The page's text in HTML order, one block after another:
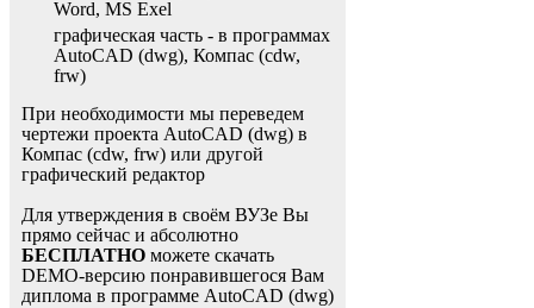
Word, MS Exel
графическая часть - в программах
AutoCAD (dwg), Компас (cdw,
frw)
При необходимости мы переведем
чертежи проекта AutoCAD (dwg) в
Компас (cdw, frw) или другой
графический редактор
Для утверждения в своём ВУЗе Вы
прямо сейчас и абсолютно
БЕСПЛАТНО можете скачать
DEMO-версию понравившегося Вам
диплома в программе AutoCAD (dwg)